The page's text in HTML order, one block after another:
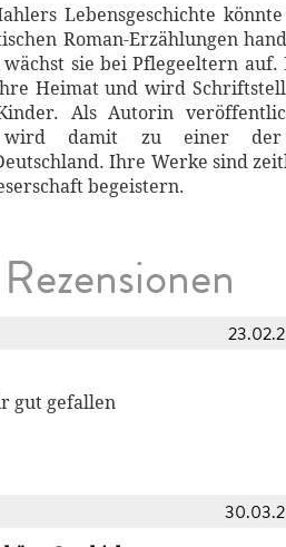
Lebensgeschichte
Roman-Erzählungen
sie bei Pflegeeltern auf.
Heimat und wird
Als Autorin
wird damit zu einer der
Ihre Werke sind
begeistern.
Rezensionen
gut gefallen